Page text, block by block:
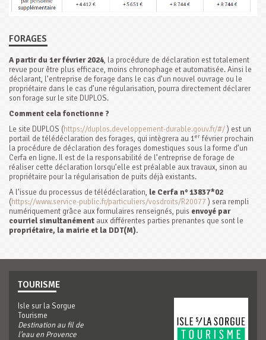
FORAGES
A partir du 1er février 2024, la procédure de déclaration est totalement
revue pour être plus efficace, moins chronophage et automatisée. Ainsi le
déclarant, l’entreprise de forage dans le cas d’un nouvel ouvrage ou le
propriétaire dans le cas d’une régularisation, pourra directement déclarer
son forage sur le site DUPLOS.
Comment cela fonctionne ?
Le site DUPLOS (https://duplos.developpement-durable.gouv.fr/#/) est un
portail de télédéclaration des forages, qui intègrera au 1er février prochain
la procédure de déclaration des forages domestiques sous la forme d’un
Cerfa en ligne. Il est de la responsabilité de l’entreprise de forage de
réaliser cette déclaration lorsqu’elle est préalable aux travaux, sinon au
propriétaire pour la régularisation de puits déjà existants.
A l’issue du processus de télédéclaration, le Cerfa n° 13837*02
(https://www.service-public.fr/particuliers/vosdroits/R20077) sera rempli
numériquement grâce aux formulaires renseignés, puis envoyé par
courriel simultanément aux différentes parties prenantes que sont le
propriétaire, la mairie et la DDT(M).
TOURISME
Isle sur la Sorgue
Tourisme
Destination au fil de
l'eau en Provence